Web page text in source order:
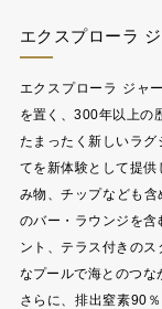
エクスプローラ
エクスプローラ ジャ
を置く、300年以上の
たまったく新しいラ
てを新体験として提
み物、チップなども
のバー・ラウンジを
ント、テラス付きの
なプールで海とのつな
さらに、排出窒素90